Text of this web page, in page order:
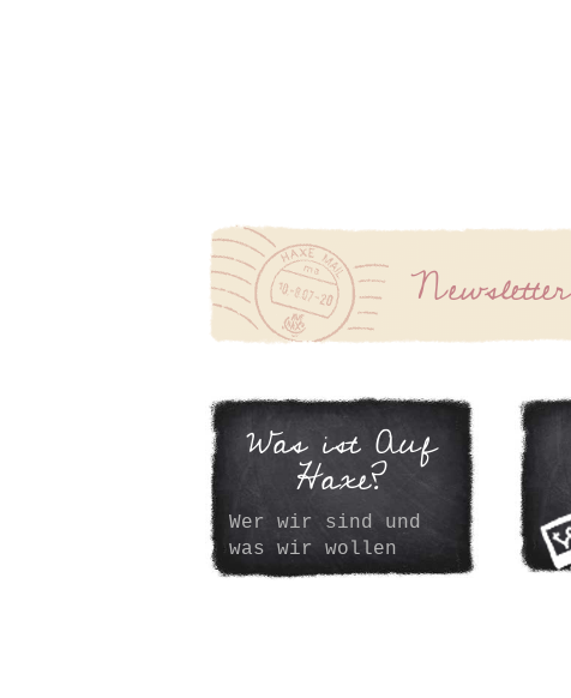
Newsletter
Was ist Auf
Haxe?
Wer wir sind und
was wir wollen